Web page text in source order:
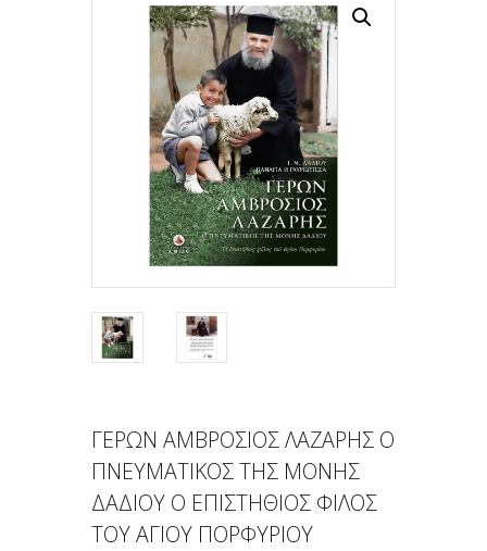
ΚΕΡΙΑ
ΕΙΔΗ ΔΩΡΩΝ –
ΣΠΙΤΙΟΥ
ΤΑΜΑΤΑ
ΑΡΘΡΟΓΡΑΦΙΑ
ΓΕΡΩΝ ΑΜΒΡΟΣΙΟΣ ΛΑΖΑΡΗΣ Ο
ΠΝΕΥΜΑΤΙΚΟΣ ΤΗΣ ΜΟΝΗΣ
ΔΑΔΙΟΥ Ο ΕΠΙΣΤΗΘΙΟΣ ΦΙΛΟΣ
ΤΟΥ ΑΓΙΟΥ ΠΟΡΦΥΡΙΟΥ